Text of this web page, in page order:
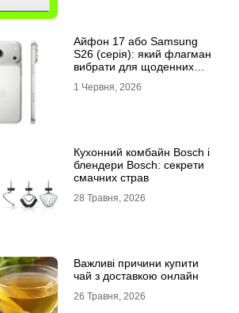
Айфон 17 або Samsung
S26 (серія): який флагман
вибрати для щоденних
1 Червня, 2026
Кухонний комбайн Bosch і
блендери Bosch: секрети
смачних страв
28 Травня, 2026
Важливі причини купити
чай з доставкою онлайн
26 Травня, 2026